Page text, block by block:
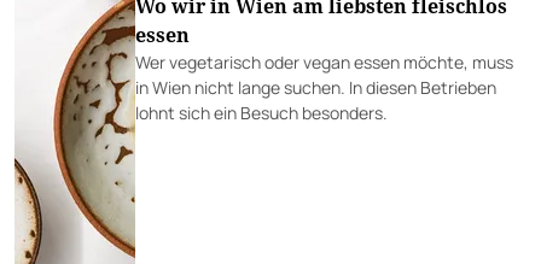
Wo wir in Wien am liebsten fleischlos
essen
Wer vegetarisch oder vegan essen möchte, muss
in Wien nicht lange suchen. In diesen Betrieben
lohnt sich ein Besuch besonders.